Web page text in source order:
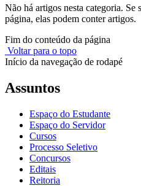
Não há artigos nesta categoria. Se
página, elas podem conter artigos.
Fim do conteúdo da página
Voltar para o topo
Início da navegação de rodapé
Assuntos
Espaço do Estudante
Espaço do Servidor
Cursos
Processo Seletivo
Concursos
Editais
Reitoria